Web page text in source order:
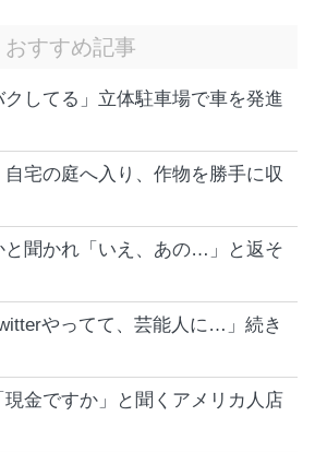
おすすめ記事
してる」立体駐車場で車を発進
宅の庭へ入り、作物を勝手に収
と聞かれ「いえ、あの…」と返そ
やってて、芸能人に…」続き
金ですか」と聞くアメリカ人店